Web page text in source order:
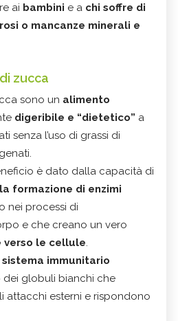
ai bambini e a chi soffre di
o mancanze minerali e
zucca
sono un alimento
digeribile e “dietetico” a
senza l’uso di grassi di
è dato dalla capacità di
formazione di enzimi
nei processi di
e che creano un vero
le cellule.
immunitario
globuli bianchi che
esterni e rispondono